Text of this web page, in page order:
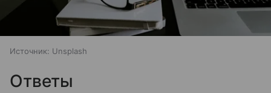
Источник: Unsplash
Ответы